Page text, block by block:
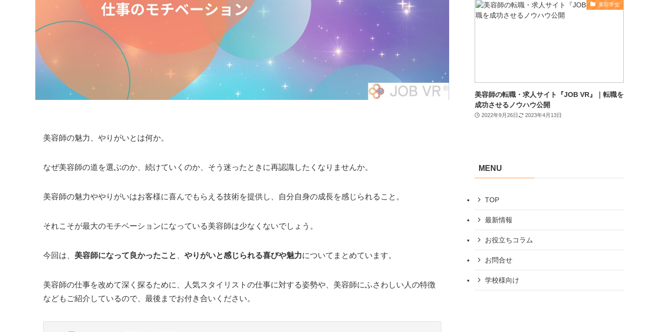
美容師の魅力、やりがいとは何か。
なぜ美容師の道を選ぶのか、続けていくのか、そう迷ったときに再認識したくなりませんか。
美容師の魅力ややりがいはお客様に喜んでもらえる技術を提供し、自分自身の成長を感じられること。
それこそが最大のモチベーションになっている美容師は少なくないでしょう。
今回は、 美容師になって良かったこと やりがいと感じられる喜びや魅力についてまとめています。
美容師の仕事を改めて深く探るために、人気スタイリストの仕事に対する姿勢や、美容師にふさわしい人の特徴
などもご紹介しているので、最後までお付き合いください。
美容学生
美容師の転職・求人サイト『JOB VR』｜転職を
成功させるノウハウ公開
2022年9月26日 2023年4月13日
MENU
TOP
最新情報
お役立ちコラム
お問合せ
学校様向け